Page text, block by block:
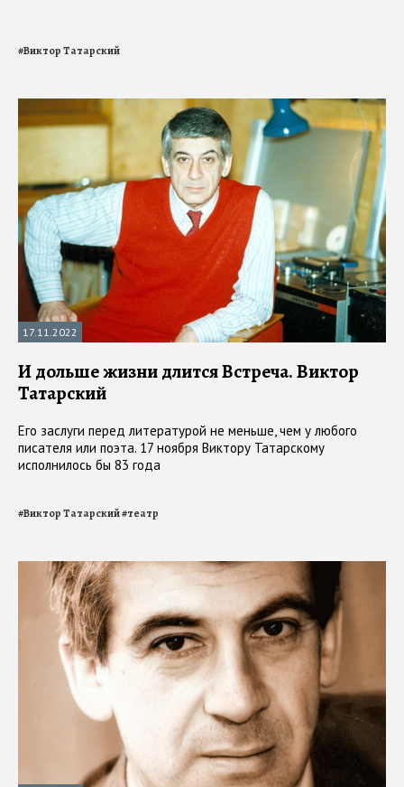
#Виктор Татарский
17.11.2022
И дольше жизни длится Встреча. Виктор
Татарский
Его заслуги перед литературой не меньше, чем у любого
писателя или поэта. 17 ноября Виктору Татарскому
исполнилось бы 83 года
#Виктор Татарский#театр